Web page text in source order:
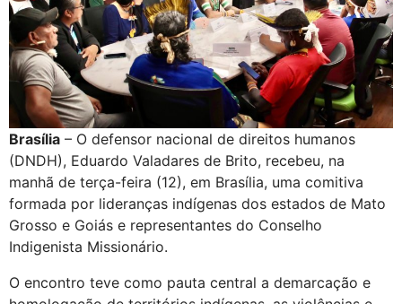
Brasília – O defensor nacional de direitos humanos
(DNDH), Eduardo Valadares de Brito, recebeu, na
manhã de terça-feira (12), em Brasília, uma comitiva
formada por lideranças indígenas dos estados de Mato
Grosso e Goiás e representantes do Conselho
Indigenista Missionário.
O encontro teve como pauta central a demarcação e